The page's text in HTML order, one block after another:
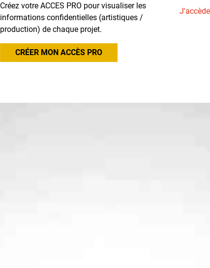
Créez votre ACCES PRO pour visualiser les
informations confidentielles (artistiques /
production) de chaque projet.
CRÉER MON ACCÈS PRO